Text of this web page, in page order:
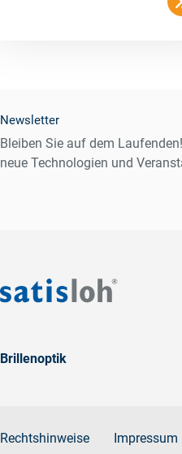
Newsletter
Bleiben Sie auf dem
neue Technologien und
Brillenoptik
Rechtshinweise Impressum